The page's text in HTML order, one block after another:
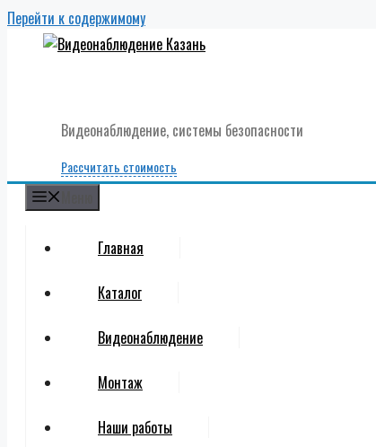
Перейти к содержимому
Видеонаблюдение, системы безопасности
Рассчитать стоимость
Главная
Каталог
Видеонаблюдение
Монтаж
Наши работы